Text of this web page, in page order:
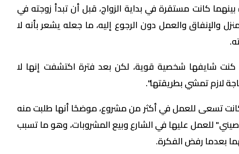
بينهما كانت مستقرة في بداية الزواج، قبل أن تبدأ زوجته في
والإنفاق والعمل دون الرجوع إليه، ما جعله يشعر بأنه لا
كنت شايفها شخصية قوية، لكن بعد فترة اكتشفت إنها لا
لازم تمشي بطريقتها".
تسعى للعمل في أكثر من مشروع، موضحًا أنها طلبت منه
للعمل عليها في الشارع وبيع المشروبات، وهو ما تسبب
بعدما رفض الفكرة.